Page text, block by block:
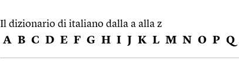
Il dizionario di italiano dalla a alla z
A B C D E F G H I J K L M N O P Q